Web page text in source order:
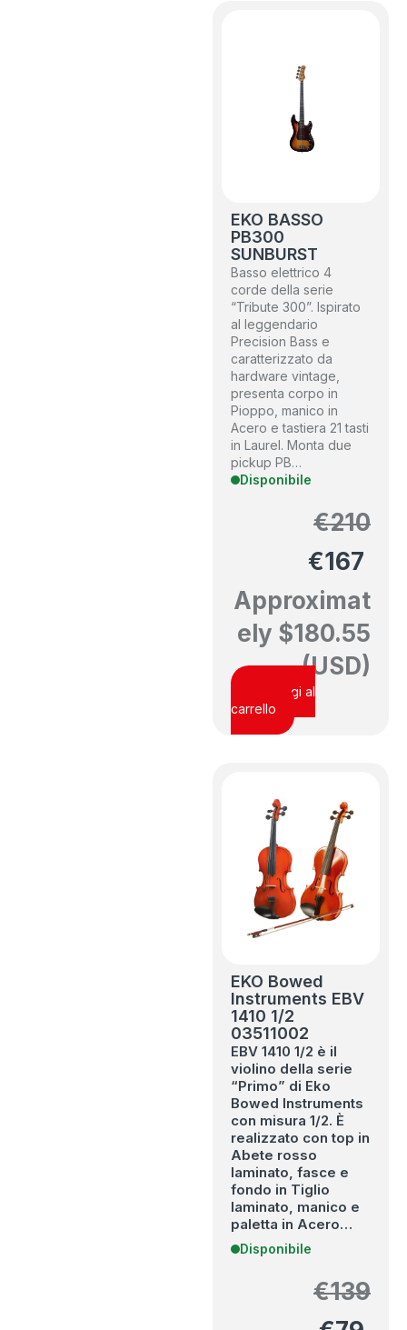
EKO BASSO
PB300
SUNBURST
Basso elettrico 4
corde della serie
“Tribute 300”. Ispirato
al leggendario
Precision Bass e
caratterizzato da
hardware vintage,
presenta corpo in
Pioppo, manico in
Acero e tastiera 21 tasti
in Laurel. Monta due
pickup PB…
Disponibile
€210
€167
Approximat
ely $180.55
(USD)
Aggiungi al
carrello
EKO Bowed
Instruments EBV
1410 1/2
03511002
EBV 1410 1/2 è il
violino della serie
“Primo” di Eko
Bowed Instruments
con misura 1/2. È
realizzato con top in
Abete rosso
laminato, fasce e
fondo in Tiglio
laminato, manico e
paletta in Acero…
Disponibile
€139